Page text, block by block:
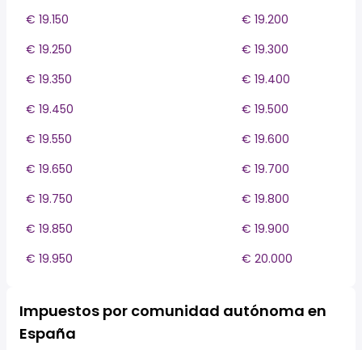
€ 19.150
€ 19.200
€ 19.250
€ 19.300
€ 19.350
€ 19.400
€ 19.450
€ 19.500
€ 19.550
€ 19.600
€ 19.650
€ 19.700
€ 19.750
€ 19.800
€ 19.850
€ 19.900
€ 19.950
€ 20.000
Impuestos por comunidad autónoma en
España